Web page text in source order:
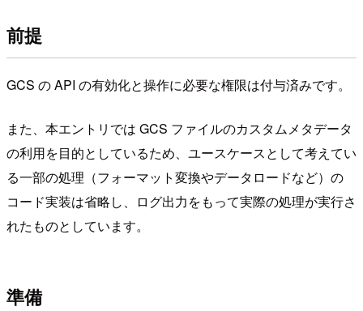
前提
GCS の API の有効化と操作に必要な権限は付与済みです。
また、本エントリでは GCS ファイルのカスタムメタデータ
の利用を目的としているため、ユースケースとして考えてい
る一部の処理（フォーマット変換やデータロードなど）の
コード実装は省略し、ログ出力をもって実際の処理が実行さ
れたものとしています。
準備